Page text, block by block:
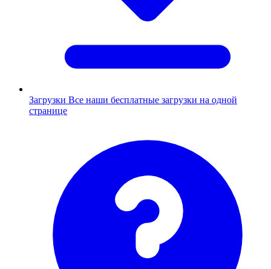
Загрузки Все наши бесплатные загрузки на одной
странице